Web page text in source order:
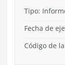
Tipo:
Fecha de
Código de